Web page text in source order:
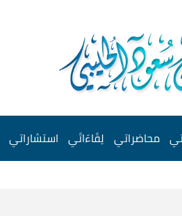
محاضراتي لِقَاءَاتَي استشاراتي